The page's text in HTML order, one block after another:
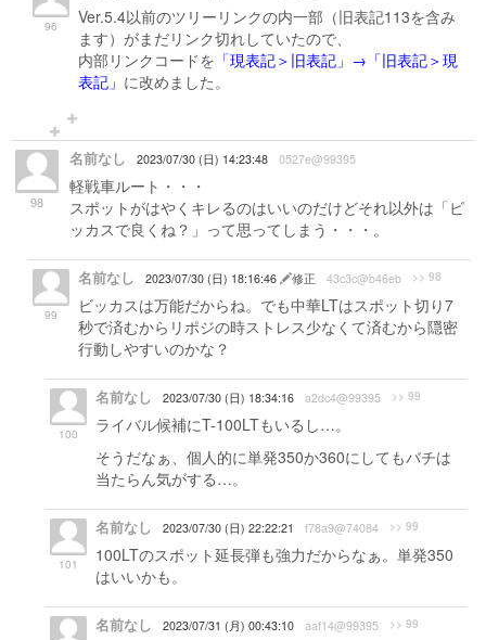
96
Ver.5.4以前のツリーリンクの内一部（旧表記113を含み
ます）がまだリンク切れしていたので、
内部リンクコードを 「現表記＞旧表記」→「旧表記＞現
表記」 に改めました。
98
名前なし 2023/07/30 (日) 14:23:48 0527e@99395
軽戦車ルート・・・
スポットがはやくキレるのはいいのだけどそれ以外は「ビ
ッカスで良くね？」って思ってしまう・・・。
99
名前なし 2023/07/30 (日) 18:16:46 修正 43c3c@b46eb >> 98
ビッカスは万能だからね。でも中華LTはスポット切り7
秒で済むからリポジの時ストレス少なくて済むから隠密
行動しやすいのかな？
100
名前なし 2023/07/30 (日) 18:34:16 a2dc4@99395 >> 99
ライバル候補にT-100LTもいるし…。
そうだなぁ、個人的に単発350か360にしてもバチは
当たらん気がする…。
101
名前なし 2023/07/30 (日) 22:22:21 f78a9@74084 >> 99
100LTのスポット延長弾も強力だからなぁ。単発350
はいいかも。
名前なし 2023/07/31 (月) 00:43:10 aaf14@99395 >> 99